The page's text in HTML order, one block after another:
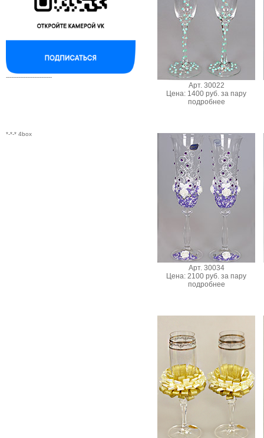
--------------------------
*-*-* 4box
Арт. 30022
Цена: 1400 руб. за пару
подробнее
Арт. 30034
Цена: 2100 руб. за пару
подробнее